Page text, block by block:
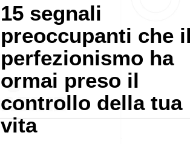
15 segnali
preoccupanti che
perfezionismo ha
ormai preso il
controllo della tua
vita